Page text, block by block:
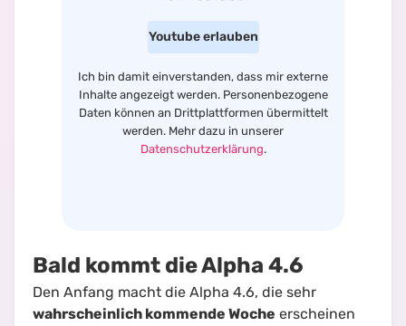
Youtubeerlauben
Ich bin damit einverstanden, dass mir externe
Inhalte angezeigt werden. Personenbezogene
Daten können an Drittplattformen übermittelt
werden. Mehr dazu in unserer
Datenschutzerklärung.
Bald kommt die Alpha 4.6
Den Anfang macht die Alpha 4.6, die sehr
wahrscheinlich kommende Woche erscheinen